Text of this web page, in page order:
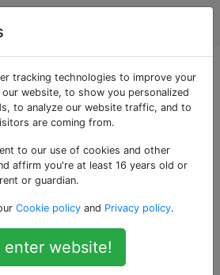
taggate
audio»
dirigere tutta l'uscita
l'uscita musicale,
auricolare Bluetooth?
di effettuare e ricevere
dal mio telefono Samsung ACE
un dispositivo Bluetooth.
tracking technologies to improve your
website, to show you personalized
to analyze our website traffic, and to
are coming from.
to our use of cookies and other
affirm you're at least 16 years old or
or guardian.
Cookie policy and Privacy policy.
enter website!